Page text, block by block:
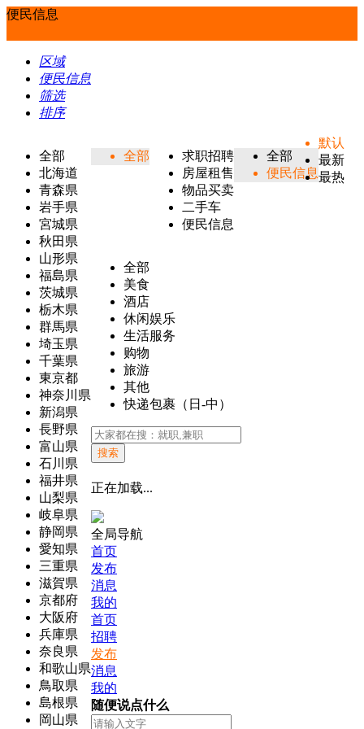
便民信息
区域
便民信息
筛选
排序
全部
北海道
青森県
岩手県
宮城県
秋田県
山形県
福島県
茨城県
栃木県
群馬県
埼玉県
千葉県
東京都
神奈川県
新潟県
長野県
富山県
石川県
福井県
山梨県
岐阜県
静岡県
愛知県
三重県
滋賀県
京都府
大阪府
兵庫県
奈良県
和歌山県
鳥取県
島根県
岡山県
全部
求职招聘
房屋租售
物品买卖
二手车
便民信息
全部
便民信息
全部
美食
酒店
休闲娱乐
生活服务
购物
旅游
其他
快递包裹（日-中）
默认
最新
最热
搜索
正在加载...
全局导航
首页
发布
消息
我的
首页
招聘
发布
消息
我的
随便说点什么